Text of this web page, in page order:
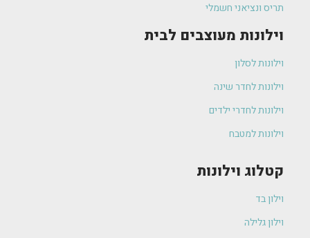
תריס ונציאני חשמלי
וילונות מעוצבים לבית
וילונות לסלון
וילונות לחדר שינה
וילונות לחדרי ילדים
וילונות למטבח
קטלוג וילונות
וילון בד
וילון גלילה